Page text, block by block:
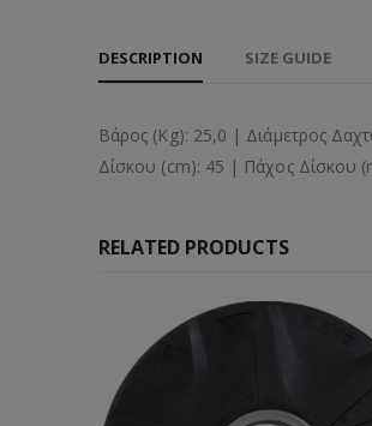
DESCRIPTION SIZE GUIDE
Βάρος (Kg): 25,0 | Διάμετρος
Δίσκου (cm): 45 | Πάχος Δίσκου
RELATED PRODUCTS